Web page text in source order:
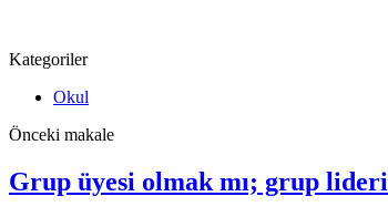
Kategoriler
Okul
Önceki makale
Grup üyesi olmak mı; grup